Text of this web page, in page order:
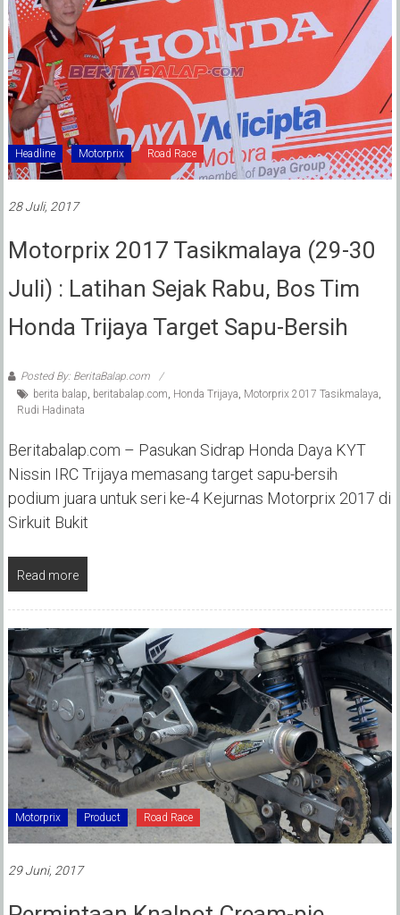
Headline Motorprix Road Race
28 Juli, 2017
Motorprix 2017 Tasikmalaya (29-30
Juli) : Latihan Sejak Rabu, Bos Tim
Honda Trijaya Target Sapu-Bersih
Posted By: BeritaBalap.com
berita balap, beritabalap.com, Honda Trijaya, Motorprix 2017 Tasikmalaya,
Rudi Hadinata
Beritabalap.com – Pasukan Sidrap Honda Daya KYT
Nissin IRC Trijaya memasang target sapu-bersih
podium juara untuk seri ke-4 Kejurnas Motorprix 2017 di
Sirkuit Bukit
Read more
Motorprix Product Road Race
29 Juni, 2017